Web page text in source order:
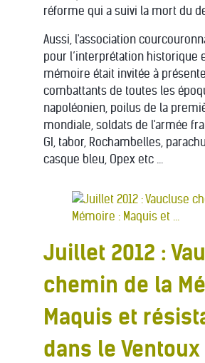
réforme qui a suivi la mort du
Aussi, l'association
pour l’interprétation historique
mémoire était invitée à
combattants de toutes les
napoléonien, poilus de la
mondiale, soldats de l'armée
GI, tabor, Rochambelles,
casque bleu, Opex etc ...
Juillet 2012 :
chemin de la
Maquis et
dans le